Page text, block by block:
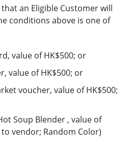
an Eligible Customer will
conditions above is one of
value of HK$500; or
value of HK$500; or
voucher, value of HK$500;
Soup Blender , value of
vendor; Random Color)